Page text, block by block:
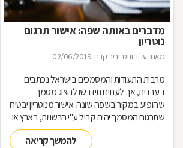
מדברים באותה שפה: אישור תרגום
נוטריון
מאת: עו"ד ונוט' יריב קדם 02/06/2019
מרבית התעודות והמסמכים בישראל נכתבים
בעברית, אך לעתים תידרשו להציג מסמך
שהופיע במקור בשפה שונה. אישור מנוטריון יבטיח
שתרגום המסמך יהיה קביל ע"י הרשויות, בארץ או
להמשך קריאה